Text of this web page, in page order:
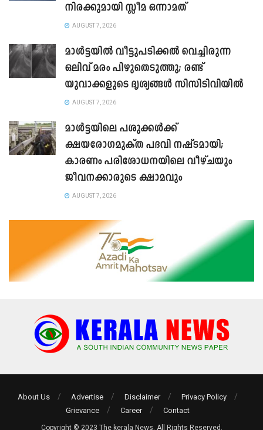
നിരക്കുമായി സ്ലീമ ഒന്നാമത്
AUGUST 7, 2026
മാൾട്ടയിൽ വീട്ടുപടിക്കൽ വെച്ചിരുന്ന
ഒലിവ് മരം പിഴുതെടുത്തു; രണ്ട്
യുവാക്കളുടെ ദൃശ്യങ്ങൾ സിസിടിവിയിൽ
AUGUST 7, 2026
മാൾട്ടയിലെ പശുക്കൾക്ക്
ക്ഷയരോഗമുക്ത പദവി നഷ്ടമായി;
കാരണം പരിശോധനയിലെ വീഴ്ചയും
ജീവനക്കാരുടെ ക്ഷാമവും
AUGUST 7, 2026
About Us Advertise Disclaimer
Privacy Policy
Grievance
Career Contact
Copyright © 2023 The kerala News. All Rights Reserved.